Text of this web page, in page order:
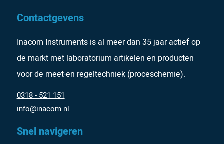
Contactgevens
Inacom Instruments is al meer dan 35 jaar actief op
de markt met laboratorium artikelen en producten
voor de meet-en regeltechniek (proceschemie).
0318 - 521 151
info@inacom.nl
Snel navigeren